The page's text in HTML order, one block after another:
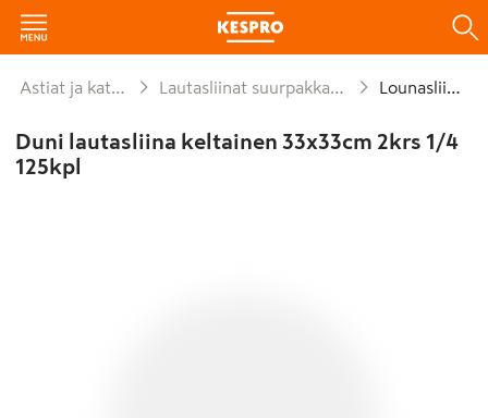
Astiat ja kattaus Lautasliinat suurpakkaukset Lounasliinat
Duni lautasliina keltainen 33x33cm 2krs 1/4
125kpl